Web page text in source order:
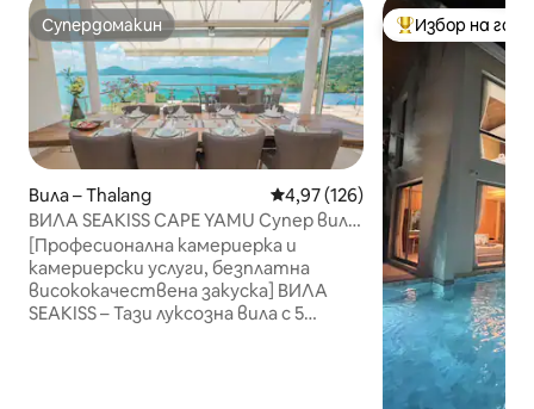
Супердомакин
Супердомакин
Вила – Thalang Средна оценка: 4,97 от 5,
4,97 (126)
ВИЛА SEAKISS CAPE YAMU Супер вила
с изглед към морето със закуска,
прислужница и иконом
[Професионална камериерка и
камериерски услуги, безплатна
висококачествена закуска] ВИЛА
SEAKISS – Тази луксозна вила с 5
Най-популярен
Избор на